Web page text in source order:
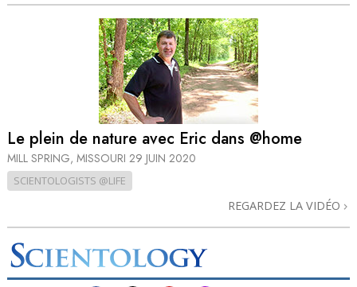
Le plein de nature avec Eric dans @home
MILL SPRING, MISSOURI 29 JUIN 2020
SCIENTOLOGISTS @LIFE
REGARDEZ LA VIDÉO